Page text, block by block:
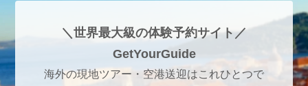
＼世界最大級の体験予約サイト／
GetYourGuide
海外の現地ツアー・空港送迎はこれひとつで